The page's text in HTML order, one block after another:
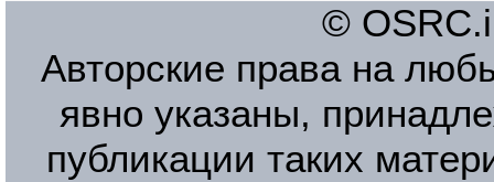
©
Авторские права на
явно указаны,
публикации таких